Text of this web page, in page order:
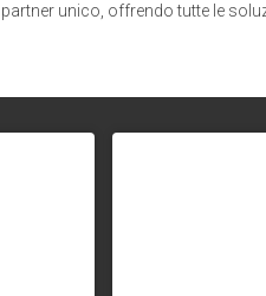
unico, offrendo tutte le